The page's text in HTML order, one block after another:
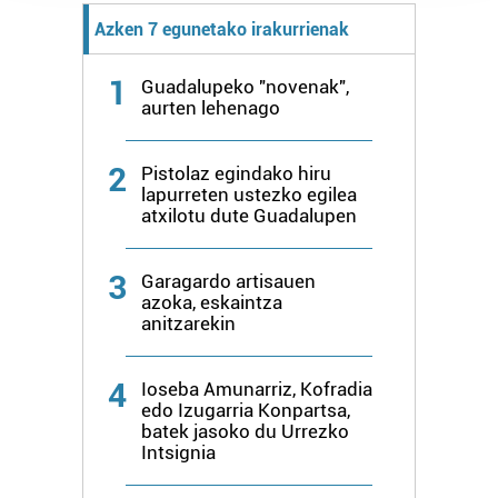
teknologia erabiliz, cookieak adibidez, iragarki eta eduki
neurtzeko, jendeari buruzko informazioa biltzeko eta
produktuak garatzeko. Zure datuak nork eta zertarako
erabiltzen dituen hauta dezakezu.
Bazkide batzuek ez dizute baimenik eskatzen, eta beren
interes komertzial legitimoetan babesten dira. Ikusi gure
bazkideen zerrenda, beren ustez zein helburutarako
duten interes legitimoa eta horren aurka nola egin
dezakezun ikusteko.
Lortu zure datu pertsonalak prozesatzeko moduari
buruzko informazio gehiago eta ezarri zure lehentasunak
datuen atalean. Edozein unetan alda edo ken dezakezu
zure baimena Cookieen adierazpenean.
Webgune honek cookie propioak eta hirugarrenen cookie-
Azken 7 egunetako irakurrienak
1
Guadalupeko "novenak",
aurten lehenago
2
Pistolaz egindako hiru
lapurreten ustezko egilea
atxilotu dute Guadalupen
3
Garagardo artisauen
azoka, eskaintza
anitzarekin
4
Ioseba Amunarriz, Kofradia
edo Izugarria Konpartsa,
batek jasoko du Urrezko
Intsignia